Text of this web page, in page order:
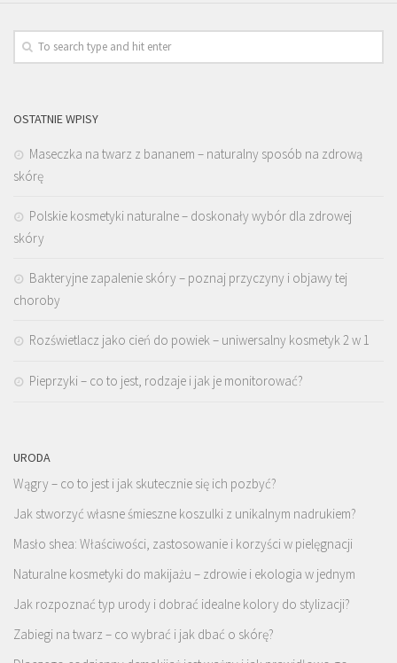
OSTATNIE WPISY
Maseczka na twarz z bananem – naturalny sposób na zdrową
skórę
Polskie kosmetyki naturalne – doskonały wybór dla zdrowej
skóry
Bakteryjne zapalenie skóry – poznaj przyczyny i objawy tej
choroby
Rozświetlacz jako cień do powiek – uniwersalny kosmetyk 2 w 1
Pieprzyki – co to jest, rodzaje i jak je monitorować?
URODA
Wągry – co to jest i jak skutecznie się ich pozbyć?
Jak stworzyć własne śmieszne koszulki z unikalnym nadrukiem?
Masło shea: Właściwości, zastosowanie i korzyści w pielęgnacji
Naturalne kosmetyki do makijażu – zdrowie i ekologia w jednym
Jak rozpoznać typ urody i dobrać idealne kolory do stylizacji?
Zabiegi na twarz – co wybrać i jak dbać o skórę?